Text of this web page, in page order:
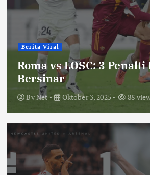
Berita Viral
Roma vs LOSC: 3
Bersinar
ByNet Oktober 3, 2025 88